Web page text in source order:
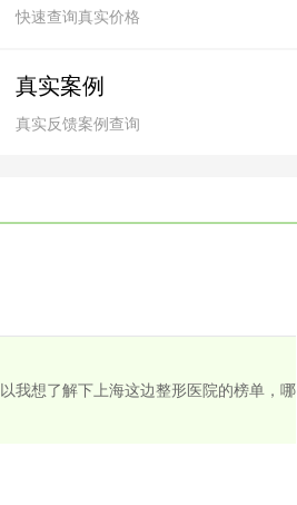
快速查询真实价格
真实案例
真实反馈案例查询
我想了解下上海这边整形医院的榜单，哪